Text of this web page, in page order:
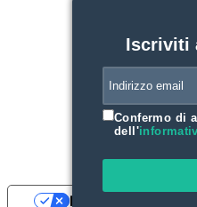
Iscriviti
Confermo di
dell'
Le tue preferenze